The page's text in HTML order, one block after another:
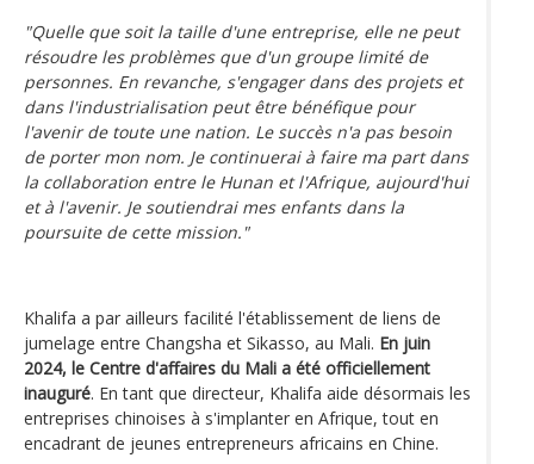
"Quelle que soit la taille d'une entreprise, elle ne peut
résoudre les problèmes que d'un groupe limité de
personnes. En revanche, s'engager dans des projets et
dans l'industrialisation peut être bénéfique pour
l'avenir de toute une nation. Le succès n'a pas besoin
de porter mon nom. Je continuerai à faire ma part dans
la collaboration entre le Hunan et l'Afrique, aujourd'hui
et à l'avenir. Je soutiendrai mes enfants dans la
poursuite de cette mission."
Khalifa a par ailleurs facilité l'établissement de liens de
jumelage entre Changsha et Sikasso, au Mali. En juin
2024, le Centre d'affaires du Mali a été officiellement
inauguré. En tant que directeur, Khalifa aide désormais les
entreprises chinoises à s'implanter en Afrique, tout en
encadrant de jeunes entrepreneurs africains en Chine.